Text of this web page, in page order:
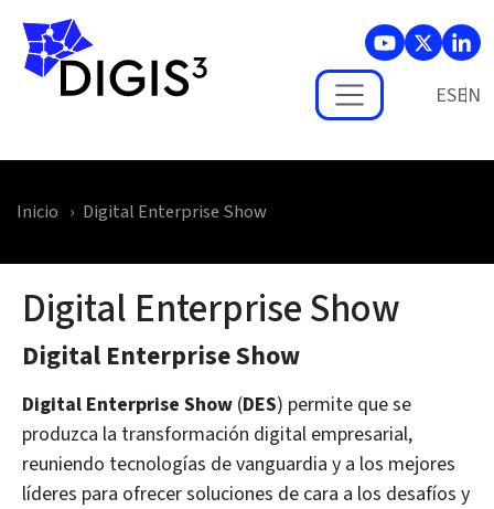
Skip to main content
ES
Inicio Digital Enterprise Show
Digital Enterprise Show
Digital Enterprise Show
Digital Enterprise Show (DES) permite que se
produzca la transformación digital empresarial,
reuniendo tecnologías de vanguardia y a los mejores
líderes para ofrecer soluciones de cara a los desafíos y